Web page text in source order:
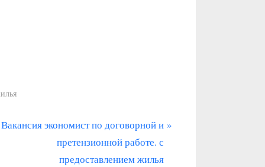
С
Вакансия экономист по договорной и
претензионной работе. с
предоставлением жилья